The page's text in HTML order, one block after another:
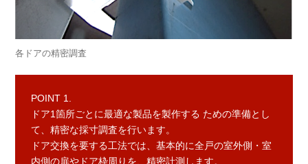
各ドアの精密調査
POINT 1.
ドア1箇所ごとに最適な製品を製作する ための準備とし
て、精密な採寸調査を行います。
ドア交換を要する工法では、基本的に全戸の室外側・室
内側の扉やドア枠周りを、精密計測します。